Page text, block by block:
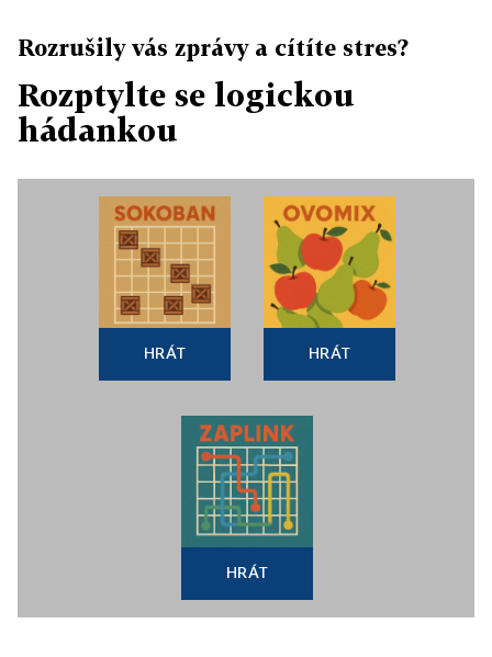
Rozrušily vás zprávy a cítíte stres?
Rozptylte se logickou
hádankou
HRÁT HRÁT
HRÁT